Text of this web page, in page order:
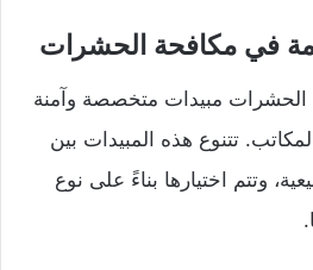
في مكافحة الحشرات
مبيدات متخصصة وآمنة
تتنوع هذه المبيدات بين
وتتم اختيارها بناءً على نوع